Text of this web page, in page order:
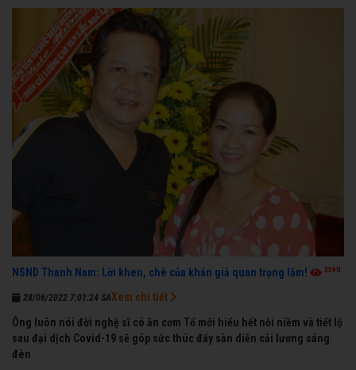
NSND Thanh Nam: Lời khen, chê của khán giả quan trọng lắm! 3590
28/06/2022 7:01:24 SA
Ông luôn nói đời nghệ sĩ có ăn cơm Tổ mới hiểu hết nỗi niềm và tiết lộ
sau đại dịch Covid-19 sẽ góp sức thúc đẩy sàn diễn cải lương sáng
đèn
Xem chi tiết